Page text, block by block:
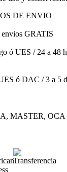
DE ENVIO
envios GRATIS
ó UES / 24 a 48
ó DAC / 3 a 5
MASTER, OCA